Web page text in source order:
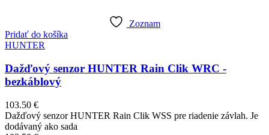
Zoznam
Pridať do košíka
HUNTER
Dažďový senzor HUNTER Rain Clik WRC -
bezkáblový
103.50 €
Dažďový senzor HUNTER Rain Clik WSS pre riadenie závlah. Je
dodávaný ako sada